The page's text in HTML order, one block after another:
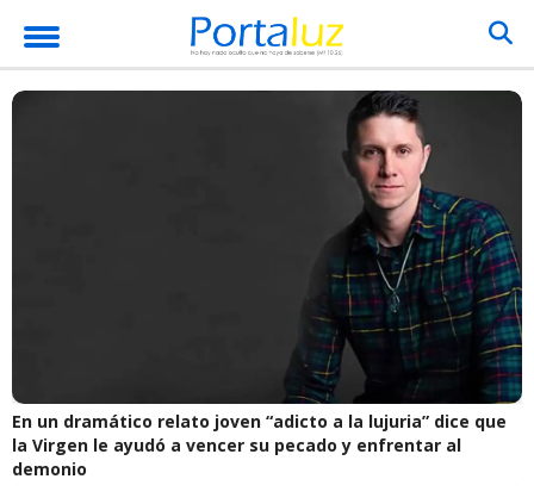
En un dramático relato joven “adicto a la lujuria” dice que
la Virgen le ayudó a vencer su pecado y enfrentar al
demonio